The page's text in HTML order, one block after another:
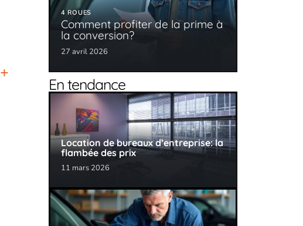
4 ROUES
Comment profiter de la prime à
la conversion?
27 avril 2026
En tendance
Location de bureaux d’entreprise: la
flambée des prix
11 mars 2026